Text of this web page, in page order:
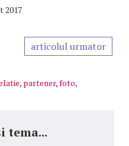
2017
articolul urmator
, partener,foto,
tema...